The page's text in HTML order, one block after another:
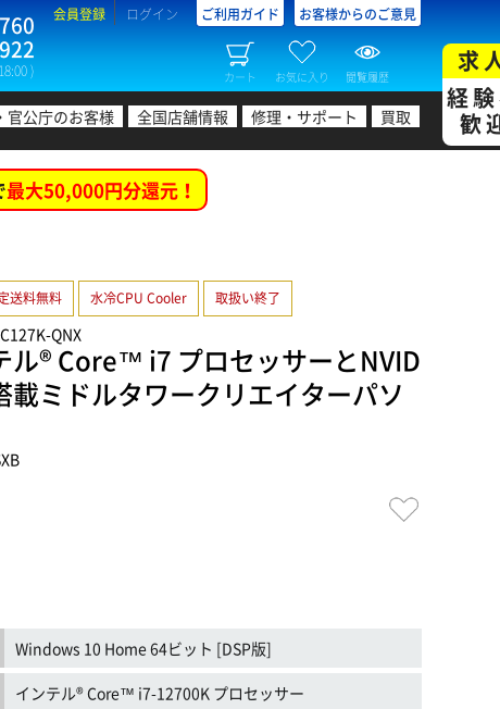
)
会員登録 ログイン ご利用ガイド お客様からのご意見
カート お気に入り 閲覧履歴
官公庁のお客様 全国店舗情報 修理・サポート 買取
求
経
歓
最大50,000円分還元！
送料無料 水冷CPU Cooler 取扱い終了
QNX
ル® Core™ i7 プロセッサーとNVID
載ミドルタワークリエイターパソ
Windows 10 Home 64ビット [DSP版]
インテル® Core™ i7-12700K プロセッサー